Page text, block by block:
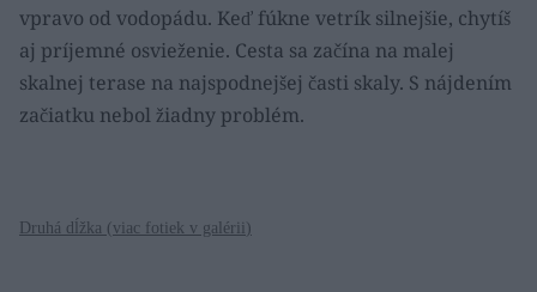
vpravo od vodopádu. Keď fúkne vetrík silnejšie, chytíš
aj príjemné osvieženie. Cesta sa začína na malej
skalnej terase na najspodnejšej časti skaly. S nájdením
začiatku nebol žiadny problém.
Druhá dĺžka (viac fotiek v galérii)